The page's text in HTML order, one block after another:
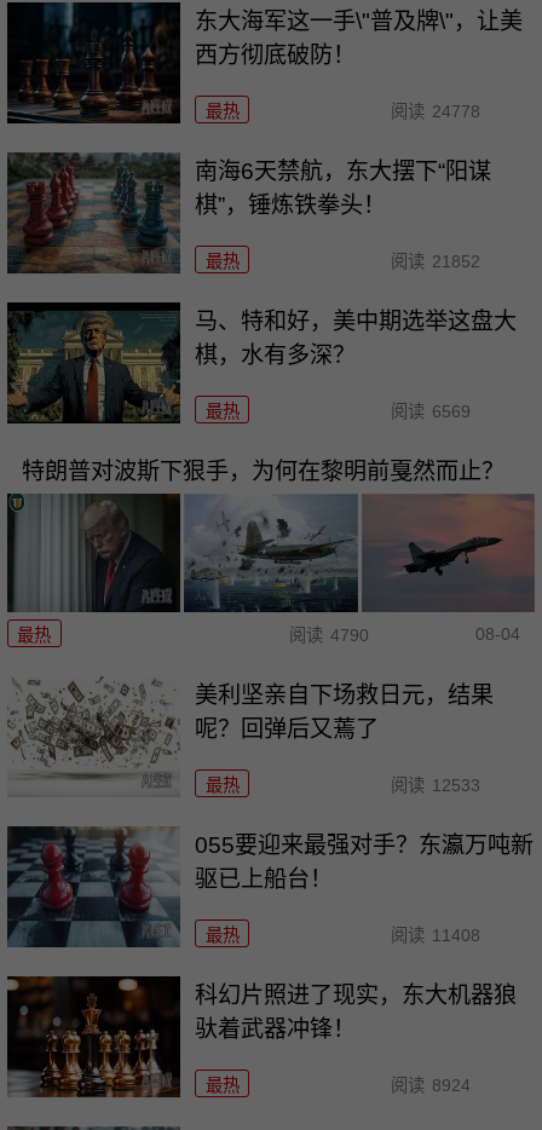
东大海军这一手\"普及牌\"，让美
西方彻底破防！
最热 阅读 24778
南海6天禁航，东大摆下“阳谋
棋”，锤炼铁拳头！
最热 阅读 21852
马、特和好，美中期选举这盘大
棋，水有多深？
最热 阅读 6569
特朗普对波斯下狠手，为何在黎明前戛然而止？
最热 阅读 4790 08-04
美利坚亲自下场救日元，结果
呢？回弹后又蔫了
最热 阅读 12533
055要迎来最强对手？东瀛万吨新
驱已上船台！
最热 阅读 11408
科幻片照进了现实，东大机器狼
驮着武器冲锋！
最热 阅读 8924